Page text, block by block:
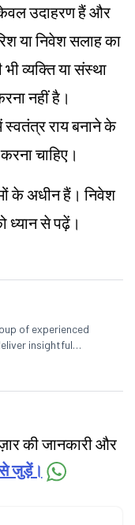
केवल उदाहरण हैं और
या निवेश सलाह का
व्यक्ति या संस्था
नहीं है।
स्वतंत्र राय बनाने के
चाहिए।
के अधीन हैं। निवेश
ध्यान से पढ़ें।
of experienced
insightful
IPO, economy,
की जानकारी और
जुड़ें।